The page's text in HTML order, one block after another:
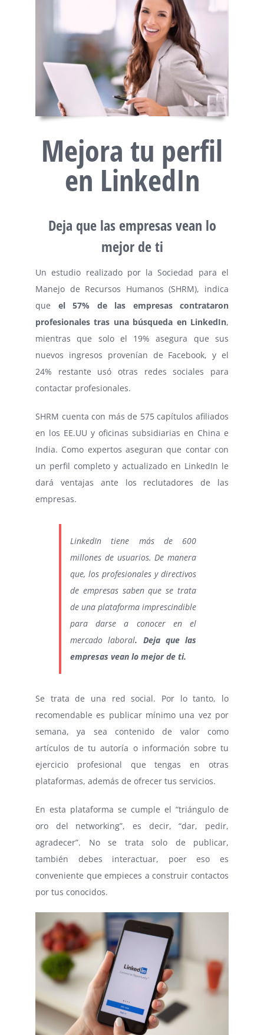
Mejora tu perfil
en LinkedIn
Deja que las empresas vean lo
mejor de ti
Un estudio realizado por la Sociedad para el
Manejo de Recursos Humanos (SHRM), indica
que el 57% de las empresas contrataron
profesionales tras una búsqueda en LinkedIn,
mientras que solo el 19% asegura que sus
nuevos ingresos provenían de Facebook, y el
24% restante usó otras redes sociales para
contactar profesionales.
SHRM cuenta con más de 575 capítulos afiliados
en los EE.UU y oficinas subsidiarias en China e
India. Como expertos aseguran que contar con
un perfil completo y actualizado en LinkedIn le
dará ventajas ante los reclutadores de las
empresas.
LinkedIn tiene más de 600
millones de usuarios. De manera
que, los profesionales y directivos
de empresas saben que se trata
de una plataforma imprescindible
para darse a conocer en el
mercado laboral. Deja que las
empresas vean lo mejor de ti.
Se trata de una red social. Por lo tanto, lo
recomendable es publicar mínimo una vez por
semana, ya sea contenido de valor como
artículos de tu autoría o información sobre tu
ejercicio profesional que tengas en otras
plataformas, además de ofrecer tus servicios.
En esta plataforma se cumple el “triángulo de
oro del networking”, es decir, “dar, pedir,
agradecer”. No se trata solo de publicar,
también debes interactuar, poer eso es
conveniente que empieces a construir contactos
por tus conocidos.